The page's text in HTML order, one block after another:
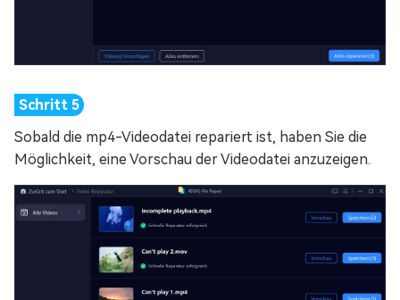
Sobald die mp4-Videodatei repariert ist, haben Sie die
Möglichkeit, eine Vorschau der Videodatei anzuzeigen.